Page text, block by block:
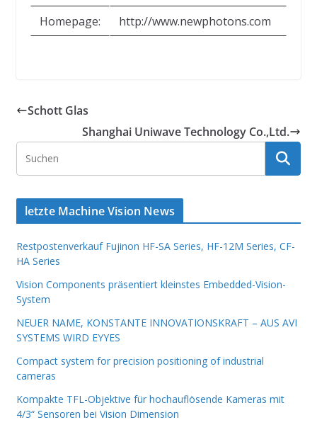
Homepage:
http://www.newphotons.com
Schott Glas
Shanghai Uniwave Technology Co.,Ltd.
letzte Machine Vision News
Restpostenverkauf Fujinon HF-SA Series, HF-12M Series, CF-
HA Series
Vision Components präsentiert kleinstes Embedded-Vision-
System
NEUER NAME, KONSTANTE INNOVATIONSKRAFT – AUS AVI
SYSTEMS WIRD EYYES
Compact system for precision positioning of industrial
cameras
Kompakte TFL-Objektive für hochauflösende Kameras mit
4/3“ Sensoren bei Vision Dimension